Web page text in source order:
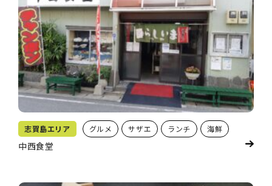
志賀島エリア グルメ サザエ ランチ 海鮮
中西食堂